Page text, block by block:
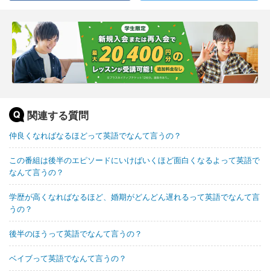
関連する質問
仲良くなればなるほどって英語でなんて言うの？
この番組は後半のエピソードにいけばいくほど面白くなるよって英語で
なんて言うの？
学歴が高くなればなるほど、婚期がどんどん遅れるって英語でなんて言
うの？
後半のほうって英語でなんて言うの？
ベイブって英語でなんて言うの？